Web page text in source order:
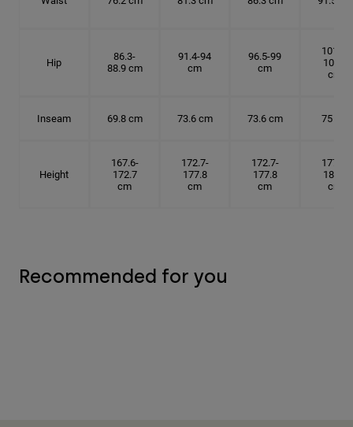
Hip
86.3-
88.9 cm
91.4-94
cm
96.5-99
cm
101.6-
104.1
cm
Inseam 69.8 cm 73.6 cm 73.6 cm 75 cm
Height
167.6-
172.7
cm
172.7-
177.8
cm
172.7-
177.8
cm
177.8-
182.9
cm
Recommended for you